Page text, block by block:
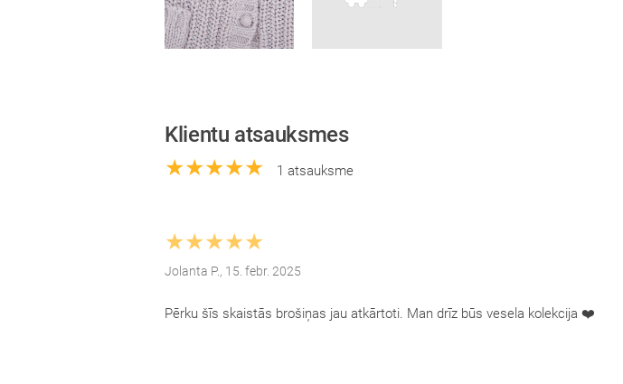
Klientu atsauksmes
★★★★★ 1 atsauksme
★★★★★
Jolanta P., 15. febr. 2025
Pērku šīs skaistās brošiņas jau atkārtoti. Man drīz būs vesela kolekcija ❤️